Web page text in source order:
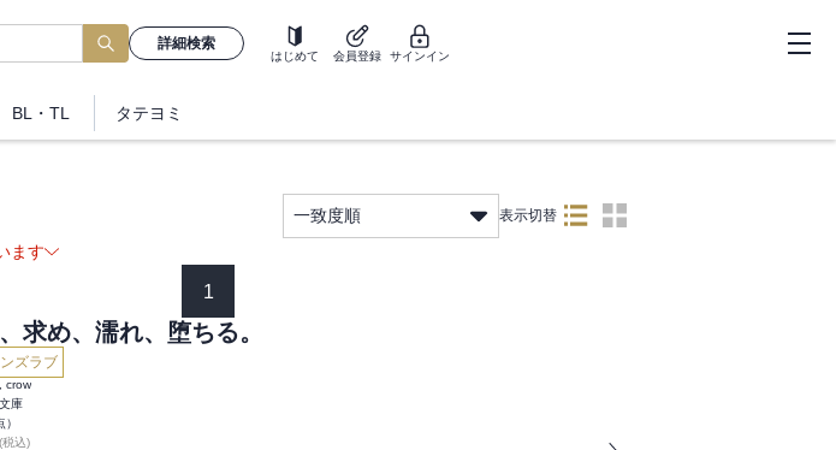
詳細検索
はじめて 会員登録 サインイン
BL・TL タテヨミ
一致度順 表示切替
ます
1
求め、濡れ、堕ちる。
ズラブ
crow
庫
）
(税込)